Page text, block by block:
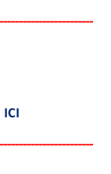
--------------
ICI
------------------